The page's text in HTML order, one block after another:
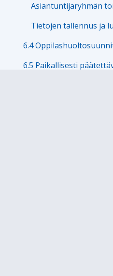
Asiantuntijaryhmän
Tietojen tallennus ja
6.4
6.5 Paikallisesti